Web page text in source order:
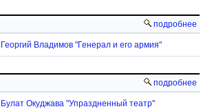
подробнее
Георгий Владимов "Генерал и его армия"
подробнее
Булат Окуджава "Упраздненный театр"